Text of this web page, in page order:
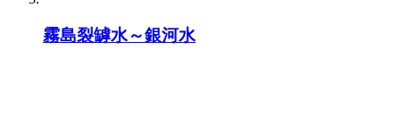
霧島裂罅水～銀河水